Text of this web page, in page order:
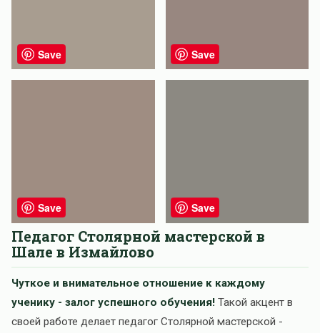
Save Save
Save Save
Педагог Столярной мастерской в
Шале в Измайлово
Чуткое и внимательное отношение к каждому
ученику - залог успешного обучения! Такой акцент в
своей работе делает педагог Столярной мастерской -